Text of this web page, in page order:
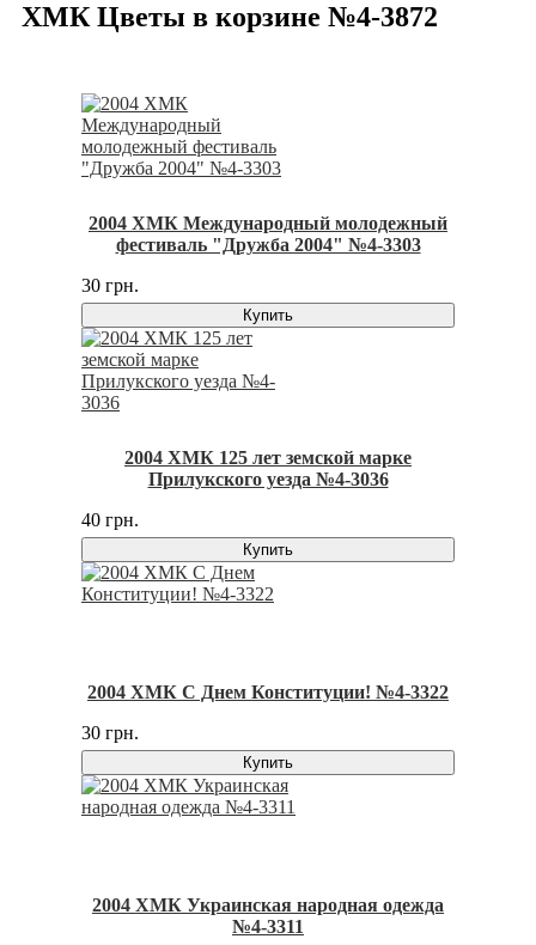
ХМК Цветы в корзине №4-3872
2004 ХМК Международный молодежный
фестиваль "Дружба 2004" №4-3303
30 грн.
Купить
2004 ХМК 125 лет земской марке
Прилукского уезда №4-3036
40 грн.
Купить
2004 ХМК С Днем Конституции! №4-3322
30 грн.
Купить
2004 ХМК Украинская народная одежда
№4-3311